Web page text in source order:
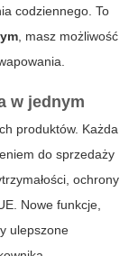
codziennego. To
, masz możliwość
w jednym
produktów. Każda
do sprzedaży
ochrony
Nowe funkcje,
ulepszone